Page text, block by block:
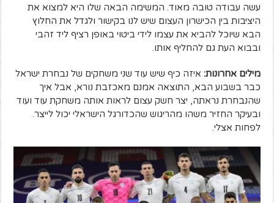
עשה עבודה טובה מאוד. המשימה הבאה שלו היא למצוא את
היציבות בין הכישרון העצום שיש לנו בקישור ולגדל את החלוץ
הבא שיוכל להביא את עצמו לידי ביטוי באופן רציף ליד זהבי
ובבוא העת גם להחליף אותו.
מילים אחרונות: איזה כיף שיש עוד שני משחקים של נבחרת ישראל
כבר בשבוע הבא, התוצאה אמנם מאכזבת נורא, אבל איך
שהנבחרת נראתה, יצר חשק עצום לראות אותה משחקת עוד ועוד
ובעיקר החזיר משהו מהריגוש שהכדורגל הישראלי יכול לייצר.
לפחות אצלי.